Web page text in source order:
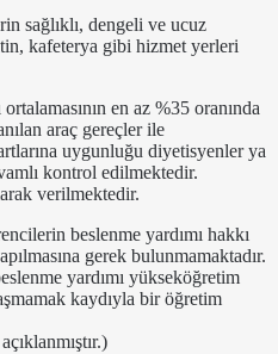
sağlıklı, dengeli ve ucuz
kafeterya gibi hizmet yerleri
en az %35 oranında
araç gereçler ile
uygunluğu diyetisyenler ya
kontrol edilmektedir.
verilmektedir.
beslenme yardımı hakkı
gerek bulunmamaktadır.
yardımı yükseköğretim
kaydıyla bir öğretim